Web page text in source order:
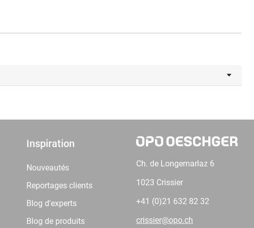
Inspiration
Nouveautés
Reportages clients
Blog d'experts
Blog de produits
Ch. de Longemarlaz 6
1023 Crissier
+41 (0)21 632 82 32
crissier@opo.ch